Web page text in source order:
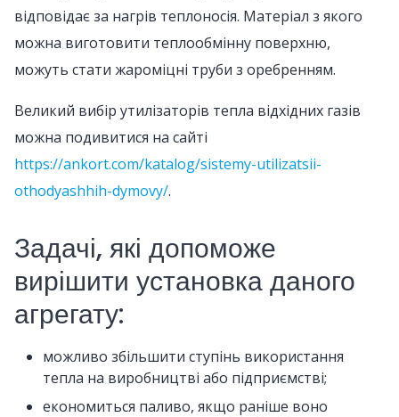
відповідає за нагрів теплоносія. Матеріал з якого
можна виготовити теплообмінну поверхню,
можуть стати жароміцні труби з оребренням.
Великий вибір утилізаторів тепла відхідних газів
можна подивитися на сайті
https://ankort.com/katalog/sistemy-utilizatsii-
othodyashhih-dymovy/.
Задачі, які допоможе
вирішити установка даного
агрегату:
можливо збільшити ступінь використання
тепла на виробництві або підприємстві;
економиться паливо, якщо раніше воно